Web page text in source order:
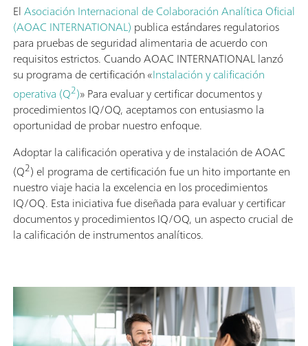
ElAsociación Internacional de Colaboración Analítica Oficial
(AOAC INTERNATIONAL) publica estándares regulatorios
para pruebas de seguridad alimentaria de acuerdo con
requisitos estrictos. Cuando AOAC INTERNATIONAL lanzó
su programa de certificación «Instalación y calificación
operativa (Q2)» Para evaluar y certificar documentos y
procedimientos IQ/OQ, aceptamos con entusiasmo la
oportunidad de probar nuestro enfoque.
Adoptar la calificación operativa y de instalación de AOAC
(Q2) el programa de certificación fue un hito importante en
nuestro viaje hacia la excelencia en los procedimientos
IQ/OQ. Esta iniciativa fue diseñada para evaluar y certificar
documentos y procedimientos IQ/OQ, un aspecto crucial de
la calificación de instrumentos analíticos.